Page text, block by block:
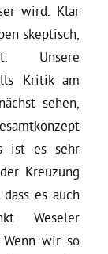
wird. Klar
skeptisch,
Unsere
Kritik am
sehen,
ist es sehr
Kreuzung
es auch
Weseler
wir so